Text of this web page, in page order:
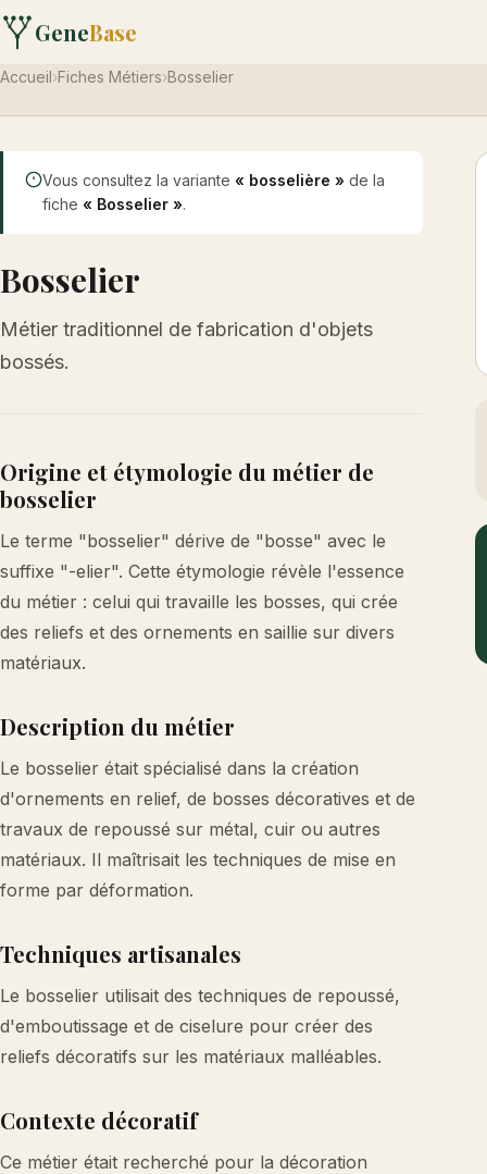
GeneBase
Accueil›Fiches Métiers›Bosselier
Vous consultez la variante « bosselière » de la
fiche « Bosselier ».
Bosselier
Métier traditionnel de fabrication d'objets
bossés.
Origine et étymologie du métier de
bosselier
Le terme "bosselier" dérive de "bosse" avec le
suffixe "-elier". Cette étymologie révèle l'essence
du métier : celui qui travaille les bosses, qui crée
des reliefs et des ornements en saillie sur divers
matériaux.
Description du métier
Le bosselier était spécialisé dans la création
d'ornements en relief, de bosses décoratives et de
travaux de repoussé sur métal, cuir ou autres
matériaux. Il maîtrisait les techniques de mise en
forme par déformation.
Techniques artisanales
Le bosselier utilisait des techniques de repoussé,
d'emboutissage et de ciselure pour créer des
reliefs décoratifs sur les matériaux malléables.
Contexte décoratif
Ce métier était recherché pour la décoration